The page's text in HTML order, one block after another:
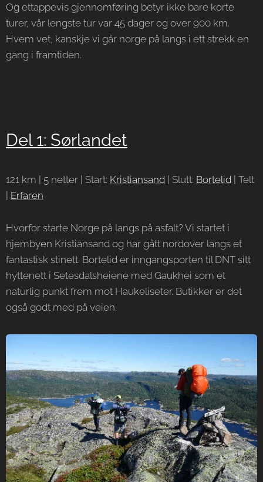
Og ettappevis gjennomføring betyr ikke bare korte
turer, vår lengste tur var 45 dager og over 900 km.
Hvem vet, kanskje vi går norge på langs i ett strekk en
gang i framtiden.
Del 1: Sørlandet
121 km | 5 netter | Start: Kristiansand | Slutt: Bortelid | Telt
| Erfaren
Hvorfor starte Norge på langs på asfalt? Vi startet i
hjembyen Kristiansand og har gått nordover langs et
fantastisk stinett. Bortelid er inngangsporten til DNT sitt
hyttenett i Setesdalsheiene med Gaukhei som et
naturlig punkt frem mot Haukeliseter. Butikker er det
også godt med på veien.